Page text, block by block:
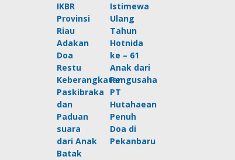
IKBR
Provinsi
Riau
Adakan
Doa
Restu
Keberangkatan
Paskibraka
dan
Paduan
suara
dari Anak
Batak
Istimewa
Ulang
Tahun
Hotnida
ke – 61
Anak dari
Pengusaha
PT
Hutahaean
Penuh
Doa di
Pekanbaru